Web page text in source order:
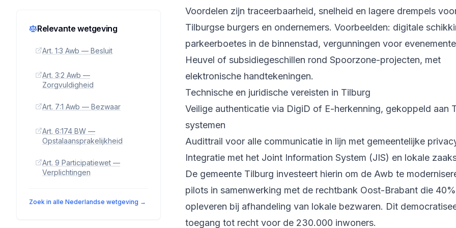
Relevante wetgeving
Art. 1:3 Awb — Besluit
Art. 3:2 Awb —
Zorgvuldigheid
Art. 7:1 Awb — Bezwaar
Art. 6:174 BW —
Opstalaansprakelijkheid
Art. 9 Participatiewet —
Verplichtingen
Zoek in alle Nederlandse wetgeving →
Voordelen zijn traceerbaarheid, snelheid en lagere drempels
Tilburgse burgers en ondernemers. Voorbeelden: digitale
parkeerboetes in de binnenstad, vergunningen voor
Heuvel of subsidiegeschillen rond Spoorzone-projecten, met
elektronische handtekeningen.
Technische en juridische vereisten in Tilburg
Veilige authenticatie via DigiD of E-herkenning, gekoppeld aan
systemen
Audittrail voor alle communicatie in lijn met gemeentelijke
Integratie met het Joint Information System (JIS) en lokale
De gemeente Tilburg investeert hierin om de Awb te
pilots in samenwerking met de rechtbank Oost-Brabant die
opleveren bij afhandeling van lokale bezwaren. Dit
toegang tot recht voor de 230.000 inwoners.